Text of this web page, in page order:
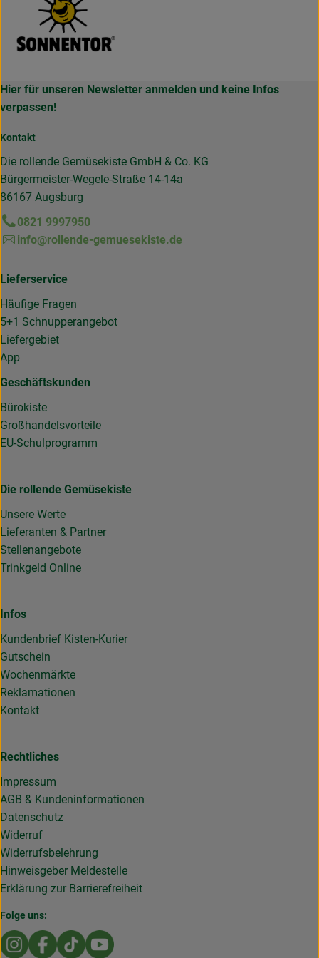
Hier für unseren Newsletter anmelden und keine Infos
verpassen!
Kontakt
Die rollende Gemüsekiste GmbH & Co. KG
Bürgermeister-Wegele-Straße 14-14a
86167 Augsburg
0821 9997950
info@rollende-gemuesekiste.de
Lieferservice
Häufige Fragen
5+1 Schnupperangebot
Liefergebiet
App
Geschäftskunden
Bürokiste
Großhandelsvorteile
EU-Schulprogramm
Die rollende Gemüsekiste
Unsere Werte
Lieferanten & Partner
Stellenangebote
Trinkgeld Online
Infos
Kundenbrief Kisten-Kurier
Gutschein
Wochenmärkte
Reklamationen
Kontakt
Rechtliches
Impressum
AGB & Kundeninformationen
Datenschutz
Widerruf
Widerrufsbelehrung
Hinweisgeber Meldestelle
Erklärung zur Barrierefreiheit
Folge uns:
Externer Link zu https://www.instagram.com/
Externer Link zu https://www.facebook.com/
Externer Link zu https://www.tiktok.com/
Externer Link zu https://